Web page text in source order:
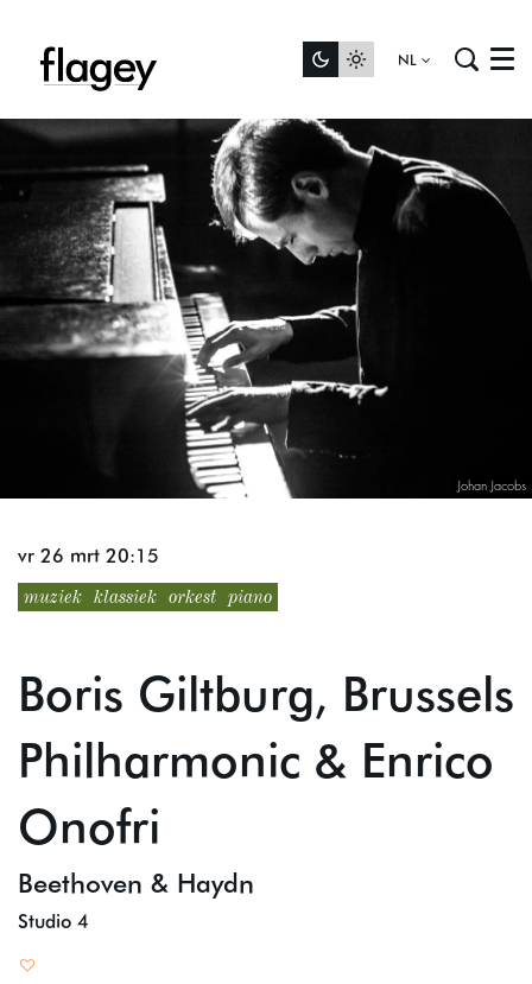
NL Menu
Johan Jacobs
muziek klassiek orkest piano
Boris Giltburg, Brussels
Philharmonic & Enrico
Onofri
Beethoven & Haydn
vr 26 mrt 20:15
Studio 4